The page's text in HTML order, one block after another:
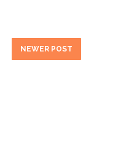
NEWER POST